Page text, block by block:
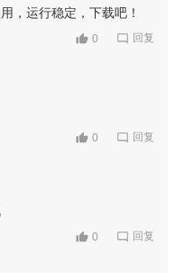
，运行稳定，下载吧！
0 回复
0 回复
0 回复